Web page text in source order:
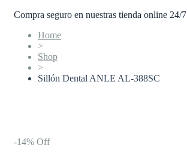
Compra seguro en nuestras tienda online 24/7
Home
>
Shop
>
Sillón Dental ANLE AL-388SC
-14% Off